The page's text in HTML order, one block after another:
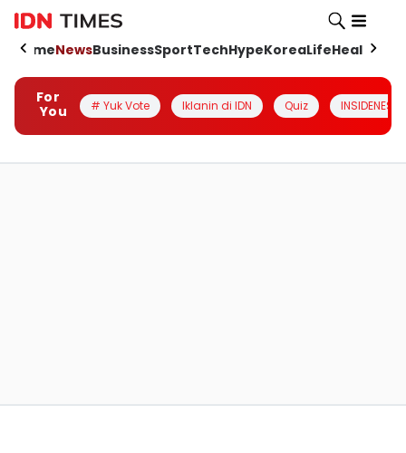
HomeNewsBusinessSportTechHypeKoreaLifeHealth
For
You
# Yuk Vote Iklanin di IDN Quiz INSIDENESIA